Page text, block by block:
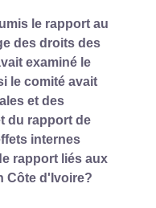
le rapport au
des droits des
examiné le
le comité avait
et des
du rapport de
internes
rapport liés aux
Côte d'Ivoire?